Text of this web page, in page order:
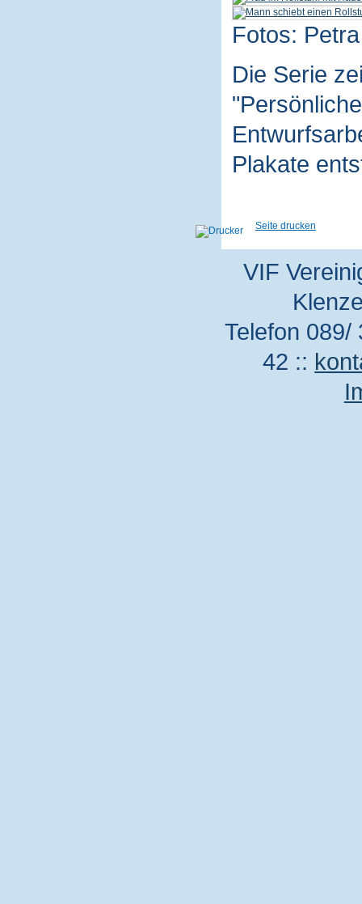
Fotos:
Die Serie
Plakate
Seite drucken
VIF
Telefon
42 ::